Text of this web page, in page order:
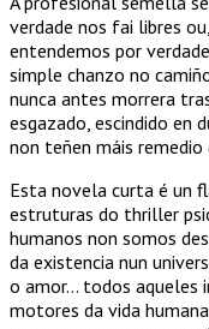
verdade nos fai libres
entendemos por
simple chanzo no
nunca antes morrera
esgazado, escindido en
non teñen máis
Esta novela curta é un
estruturas do thriller
humanos non somos
da existencia nun
o amor… todos aqueles
motores da vida